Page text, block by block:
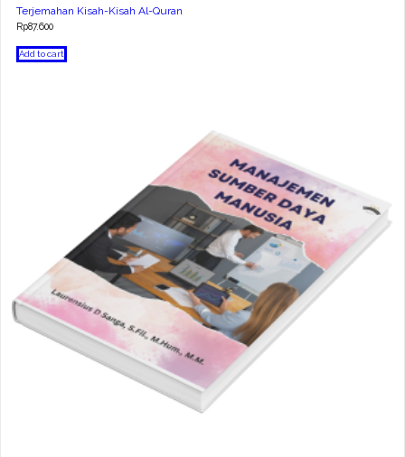
Terjemahan Kisah-Kisah Al-Quran
Rp87.600
Add to cart